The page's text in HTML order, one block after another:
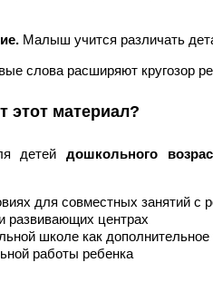
Малыш учится различать
слова расширяют кругозор
этот материал?
детейдошкольного
для совместных занятий с
развивающих центрах
школе как
работы ребенка